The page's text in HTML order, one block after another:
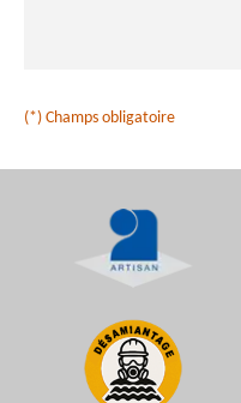
(*) Champs obligatoire